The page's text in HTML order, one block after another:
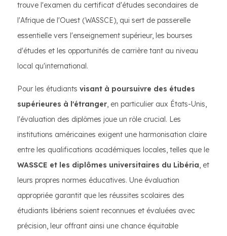
trouve l'examen du certificat d'études secondaires de
l'Afrique de l'Ouest (WASSCE), qui sert de passerelle
essentielle vers l'enseignement supérieur, les bourses
d'études et les opportunités de carrière tant au niveau
local qu'international.
Pour les étudiants visant à poursuivre des études
supérieures à l'étranger, en particulier aux États-Unis,
l'évaluation des diplômes joue un rôle crucial. Les
institutions américaines exigent une harmonisation claire
entre les qualifications académiques locales, telles que le
WASSCE et les diplômes universitaires du Libéria, et
leurs propres normes éducatives. Une évaluation
appropriée garantit que les réussites scolaires des
étudiants libériens soient reconnues et évaluées avec
précision, leur offrant ainsi une chance équitable